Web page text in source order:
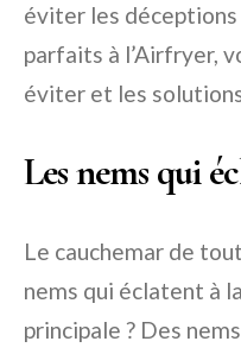
éviter les
parfaits à l’Airfryer,
éviter et les
Les nems qui
Le cauchemar de
nems qui éclatent à
principale ? Des